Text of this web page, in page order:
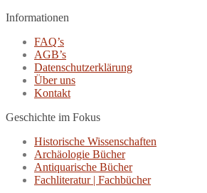
Informationen
FAQ’s
AGB’s
Datenschutzerklärung
Über uns
Kontakt
Geschichte im Fokus
Historische Wissenschaften
Archäologie Bücher
Antiquarische Bücher
Fachliteratur | Fachbücher